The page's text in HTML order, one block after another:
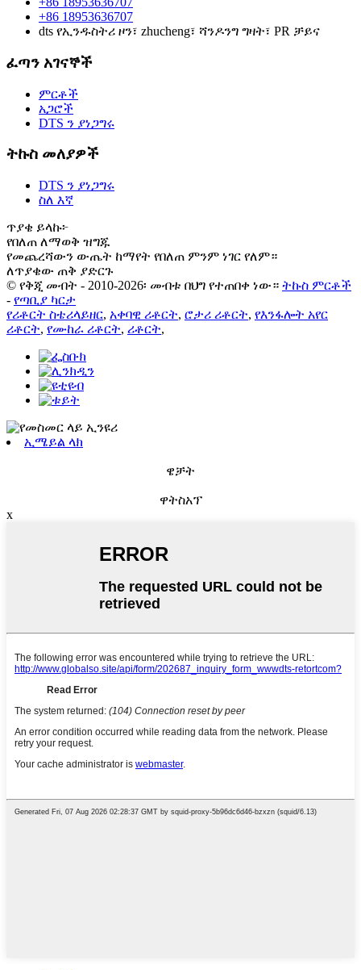
+86 18953636707
dts የኢንዱስትሪ ዞን፣ zhucheng፣ ሻንዶንግ ግዛት፣ PR ቻይና
ፈጣን አገናኞች
ምርቶች
አጋሮች
DTS ን ያነጋግሩ
ትኩስ መለያዎች
DTS ን ያነጋግሩ
ስለ እኛ
ጥያቄ ይላኩ፦
የበለጠ ለማወቅ ዝግጁ
የመጨረሻውን ውጤት ከማየት የበለጠ ምንም ነገር የለም።
ለጥያቄው ጠቅ ያድርጉ
© የቅጂ መብት - 2010-2026፡ መብቱ በህግ የተጠበቀ ነው። ትኩስ ምርቶች
- የጣቢያ ካርታ
የሪቶርት ስቴሪላይዘር, አቀባዊ ሪቶርት, ሮታሪ ሪቶርት, የእንፋሎት አየር
ሪቶርት, የሙከራ ሪቶርት, ሪቶርት,
ኢሜይል ላክ
ዌቻት
ዋትስአፕ
x